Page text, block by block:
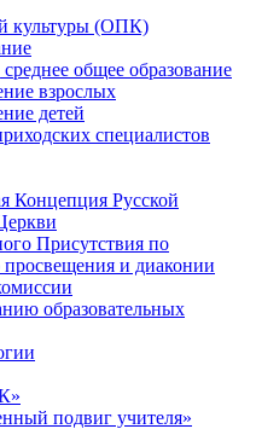
культуры (ОПК)
общее образование
взрослых
детей
специалистов
Концепция Русской
Присутствия по
просвещения и диаконии
образовательных
подвиг учителя»